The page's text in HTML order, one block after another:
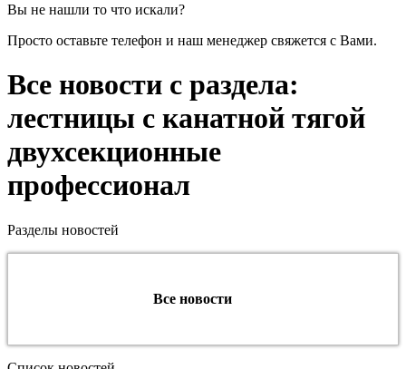
Вы не нашли то что искали?
Просто оставьте телефон и наш менеджер свяжется с Вами.
Все новости с раздела:
лестницы с канатной тягой
двухсекционные
профессионал
Разделы новостей
Все новости